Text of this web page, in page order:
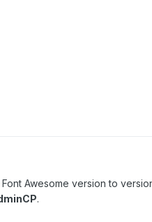
Awesome version to
.